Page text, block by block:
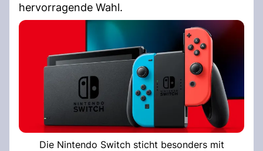
hervorragende Wahl.
Die Nintendo Switch sticht besonders mit